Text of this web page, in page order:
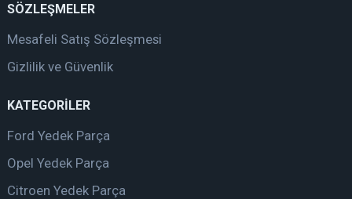
SÖZLEŞMELER
Mesafeli Satış Sözleşmesi
Gizlilik ve Güvenlik
KATEGORİLER
Ford Yedek Parça
Opel Yedek Parça
Citroen Yedek Parça